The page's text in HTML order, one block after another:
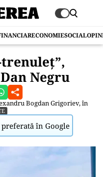
ECONOMIESOCIAL
Negru
Bogdan Grigoriev, în
preferată în Google